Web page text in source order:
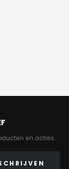
en acties.